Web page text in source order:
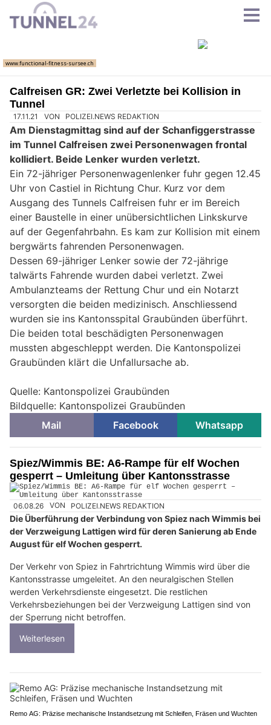
Calfreisen GR: Zwei Verletzte bei Kollision in
Tunnel
17.11.21 VON POLIZEI.NEWS REDAKTION
Am Dienstagmittag sind auf der Schanfiggerstrasse
im Tunnel Calfreisen zwei Personenwagen frontal
kollidiert. Beide Lenker wurden verletzt.
Ein 72-jähriger Personenwagenlenker fuhr gegen 12.45
Uhr von Castiel in Richtung Chur. Kurz vor dem
Ausgang des Tunnels Calfreisen fuhr er im Bereich
einer Baustelle in einer unübersichtlichen Linkskurve
auf der Gegenfahrbahn. Es kam zur Kollision mit einem
bergwärts fahrenden Personenwagen.
Dessen 69-jähriger Lenker sowie der 72-jährige
talwärts Fahrende wurden dabei verletzt. Zwei
Ambulanzteams der Rettung Chur und ein Notarzt
versorgten die beiden medizinisch. Anschliessend
wurden sie ins Kantonsspital Graubünden überführt.
Die beiden total beschädigten Personenwagen
mussten abgeschleppt werden. Die Kantonspolizei
Graubünden klärt die Unfallursache ab.
Quelle: Kantonspolizei Graubünden
Bildquelle: Kantonspolizei Graubünden
Mail
Facebook Whatsapp
Spiez/Wimmis BE: A6-Rampe für elf Wochen
gesperrt – Umleitung über Kantonsstrasse
06.08.26 VON POLIZEI.NEWS REDAKTION
Die Überführung der Verbindung von Spiez nach Wimmis bei
der Verzweigung Lattigen wird für deren Sanierung ab Ende
August für elf Wochen gesperrt.
Der Verkehr von Spiez in Fahrtrichtung Wimmis wird über die
Kantonsstrasse umgeleitet. An den neuralgischen Stellen
werden Verkehrsdienste eingesetzt. Die restlichen
Verkehrsbeziehungen bei der Verzweigung Lattigen sind von
der Sperrung nicht betroffen.
Weiterlesen
Remo AG: Präzise mechanische Instandsetzung mit Schleifen, Fräsen und Wuchten